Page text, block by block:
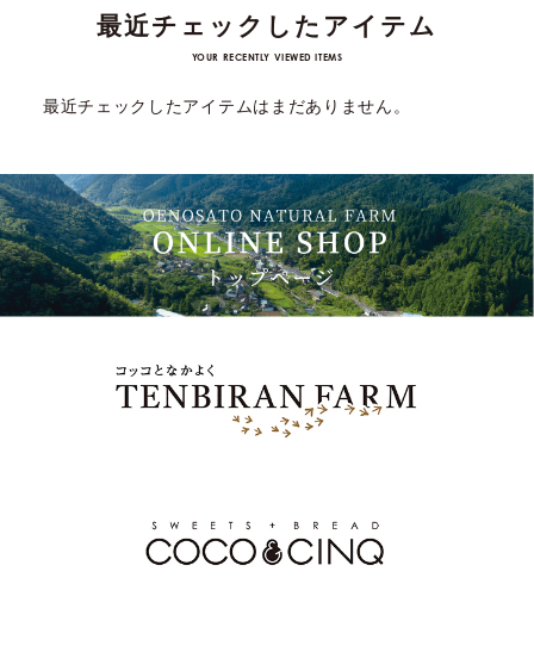
最近チェックしたアイテム
YOUR RECENTLY VIEWED ITEMS
最近チェックしたアイテムはまだありません。